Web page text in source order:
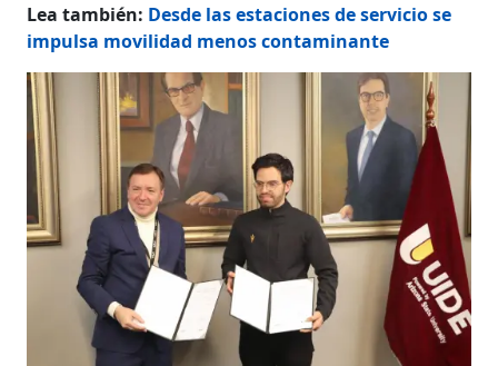
Lea también: Desde las estaciones de servicio se
impulsa movilidad menos contaminante